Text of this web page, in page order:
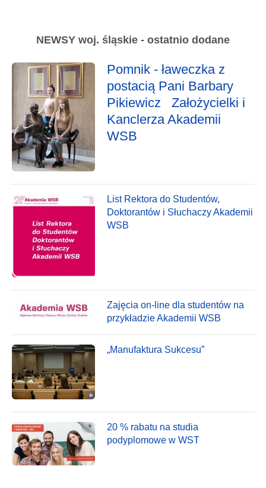
NEWSY woj. śląskie - ostatnio dodane
Pomnik - ławeczka z
postacią Pani Barbary
Pikiewicz Założycielki i
Kanclerza Akademii
WSB
List Rektora do Studentów,
Doktorantów i Słuchaczy Akademii
WSB
Zajęcia on-line dla studentów na
przykładzie Akademii WSB
„Manufaktura Sukcesu”
20 % rabatu na studia
podyplomowe w WST